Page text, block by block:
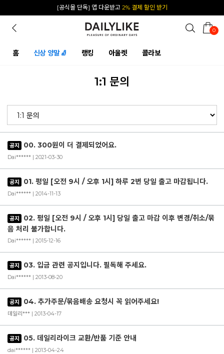
[공식몰 단독] 앱 다운받고 2% 결제 할인 받기
0
홈 신상 양말🧦 랭킹 아울렛 콜라보
1:1 문의
공지 00. 300원이 더 결제되었어요.
Dai****** | 2021-03-30
공지 01. 평일 [오전 9시 / 오후 1시] 하루 2번 당일 출고 마감됩니다.
Dai****** | 2014-11-13
공지
02. 평일 [오전 9시 / 오후 1시] 당일 출고 마감 이후 변경/취소/묶
음 처리 불가합니다.
Dai****** | 2015-12-16
공지 03. 입금 관련 공지입니다. 필독해 주세요.
Dai****** | 2013-08-20
공지 04. 추가주문/묶음배송 요청시 꼭 읽어주세요!
데일리*** | 2013-04-17
공지 05. 데일리라이크 교환/반품 기준 안내
dai****** | 2013-04-24